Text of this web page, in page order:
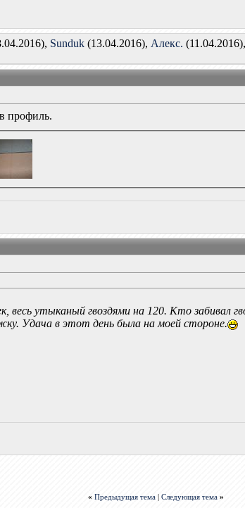
Sunduk (13.04.2016), Алекс.
профиль.
весь утыканый гвоздями на 120. Кто забивал
Удача в этот день была на моей стороне.
« Предыдущая тема |Следующая тема »